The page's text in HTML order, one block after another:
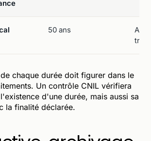
50 ans
chaque durée doit figurer dans le
Un contrôle CNIL vérifiera
d'une durée, mais aussi sa
la finalité déclarée.